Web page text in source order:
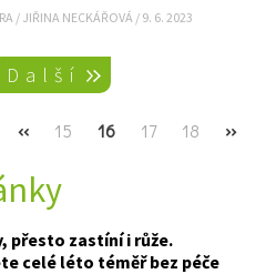
/ JIŘINA NECKÁŘOVÁ / 9. 6. 2023
Pagination
Další
Previous
‹‹ Page
15
Current
16 Page
17 Page
18
Next
››
přesto zastíní i růže.
celé léto téměř bez péče